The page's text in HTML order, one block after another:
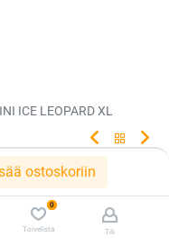
ostoskoriin
0
Toivelista Tili
ICE LEOPARD XL
ICE
ankariin